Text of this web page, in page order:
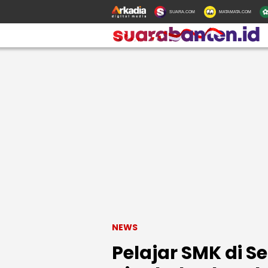
SUARA.COM MATAMATA.COM
NEWS
Pelajar SMK di